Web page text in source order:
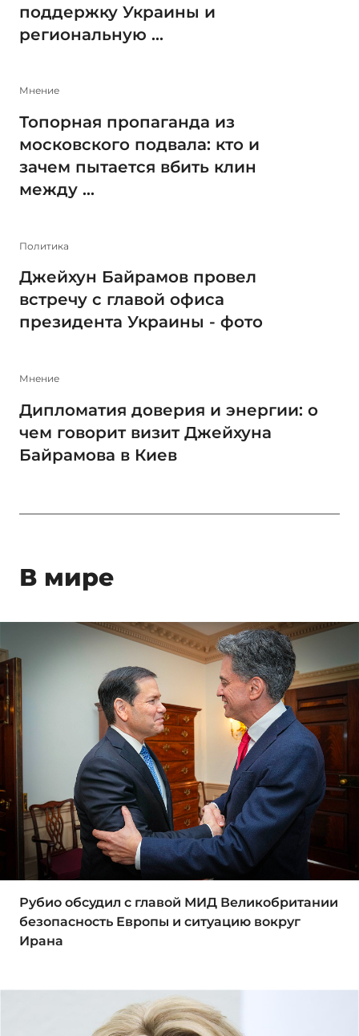
поддержку Украины и
региональную ...
Мнение
Топорная пропаганда из
московского подвала: кто и
зачем пытается вбить клин
между ...
Политика
Джейхун Байрамов провел
встречу с главой офиса
президента Украины - фото
Мнение
Дипломатия доверия и энергии: о
чем говорит визит Джейхуна
Байрамова в Киев
В мире
Рубио обсудил с главой МИД Великобритании
безопасность Европы и ситуацию вокруг
Ирана